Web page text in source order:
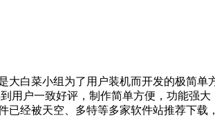
大白菜小组为了用户装机而开发的极简单
用户一致好评，制作简单方便，功能强大
已经被天空、多特等多家软件站推荐下载